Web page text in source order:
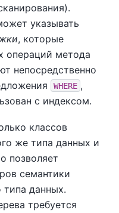
указывать
, которые
операций метода
непосредственно
WHERE ,
с индексом.
классов
же типа данных и
позволяет
семантики
типа данных.
требуется